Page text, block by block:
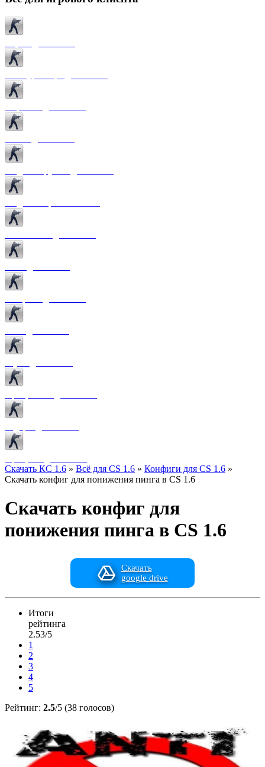
Скачать КС 1.6 » Всё для CS 1.6 » Конфиги для CS 1.6 »
Скачать конфиг для понижения пинга в CS 1.6
Скачать конфиг для
понижения пинга в CS 1.6
Скачать
google drive
Итоги
рейтинга
2.53/5
1
2
3
4
5
Рейтинг: 2.5/5 (38 голосов)